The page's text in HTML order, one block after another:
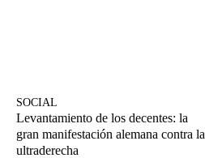
SOCIAL
Levantamiento de los decentes: la
gran manifestación alemana contra la
ultraderecha